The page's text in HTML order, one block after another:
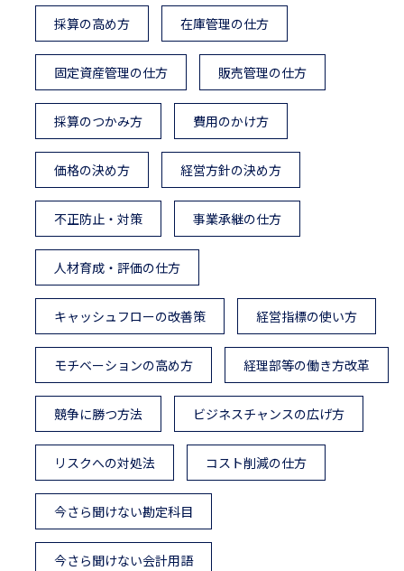
採算の高め方 在庫管理の仕方
固定資産管理の仕方 販売管理の仕方
採算のつかみ方 費用のかけ方
価格の決め方 経営方針の決め方
不正防止・対策 事業承継の仕方
人材育成・評価の仕方
キャッシュフローの改善策 経営指標の使い方
モチベーションの高め方 経理部等の働き方改革
競争に勝つ方法 ビジネスチャンスの広げ方
リスクへの対処法 コスト削減の仕方
今さら聞けない勘定科目
今さら聞けない会計用語